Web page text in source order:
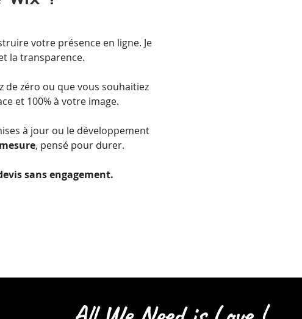
votre présence en ligne. Je
la transparence.
de zéro ou que vous souhaitiez
et 100% à votre image.
à jour ou le développement
, pensé pour durer.
sans engagement.